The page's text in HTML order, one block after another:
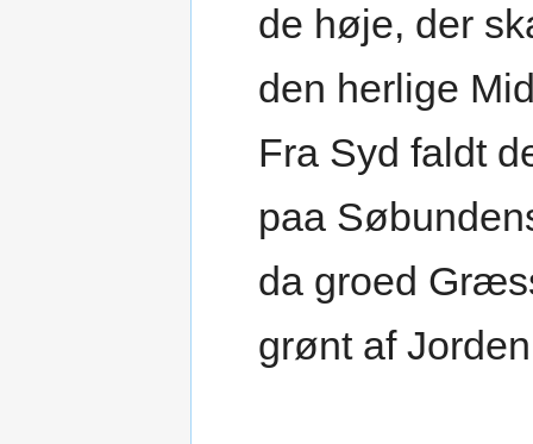
de høje, der
den herlige
Fra Syd faldt
paa
da groed
grønt af